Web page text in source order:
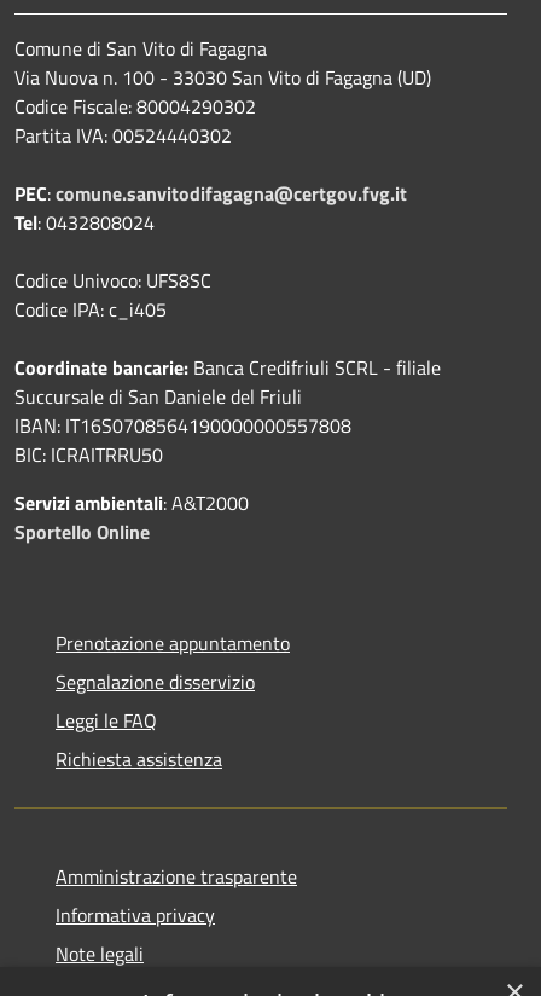
Comune di San Vito di Fagagna
Via Nuova n. 100 - 33030 San Vito di Fagagna (UD)
Codice Fiscale: 80004290302
Partita IVA: 00524440302
PEC:comune.sanvitodifagagna@certgov.fvg.it
Tel: 0432808024
Codice Univoco: UFS8SC
Codice IPA: c_i405
Coordinate bancarie: Banca Credifriuli SCRL - filiale
Succursale di San Daniele del Friuli
IBAN: IT16S0708564190000000557808
BIC: ICRAITRRU50
Servizi ambientali: A&T2000
Sportello Online
Prenotazione appuntamento
Segnalazione disservizio
Leggi le FAQ
Richiesta assistenza
Amministrazione trasparente
Informativa privacy
Note legali